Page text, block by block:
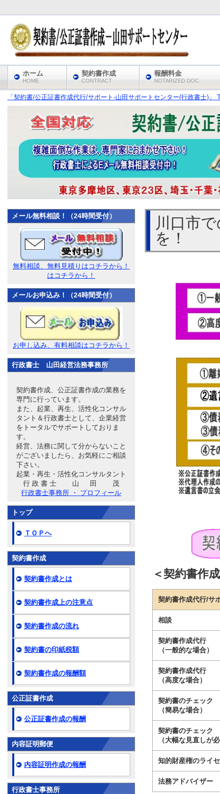
「契約書/公正証書作成代行/サポート‐山田サポートセンター(行政書士)」
川口市
を！
＜契約書作
契約書作成代行/サ
相談
契約書作成代行
（一般的な場合）
契約書作成代行
（高度な場合）
契約書のチェック
（簡易な場合）
契約書のチェック
（大幅な見直しが
知的財産権のライ
法務アドバイザー
メール無料相談！（24時間受付）
無料相談、無料見積りはコチラから！
はコチラから！
メールお申込み！（24時間受付）
お申し込み、有料相談はコチラから！
行政書士 山田経営法務事務所
契約書作成、公正証書作成の業務を
専門に行っています。
また、起業、再生、活性化コンサル
タント＆行政書士として、企業経営
をトータルでサポートしておりま
す。
経営、法務に関して分からないこと
がございましたら、お気軽にご相談
下さい。
起業・再生・活性化コンサルタント
行 政 書 士 山 田 茂
行政書士事務所 ・ プロフィール
トップ
ＴＯＰへ
契約書作成
契約書作成とは
契約書作成上の注意点
契約書作成の流れ
契約書の印紙税額
契約書作成の報酬額
公正証書作成
公正証書作成の報酬
内容証明郵便
内容証明作成の報酬
行政書士事務所
ホーム
HOME
契約書作成
CONTRACT
報酬料金
NOTARIZED DOC.